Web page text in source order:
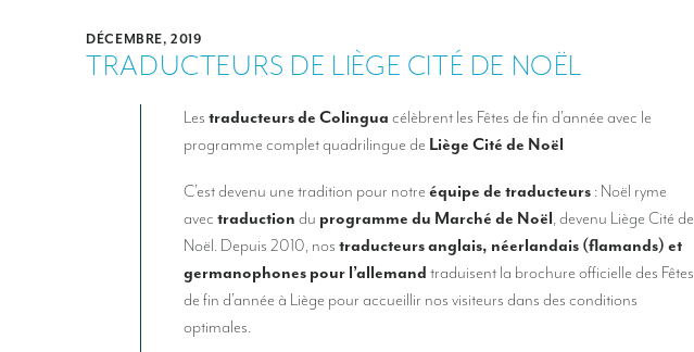
DÉCEMBRE, 2019
TRADUCTEURS DE LIÈGE CITÉ DE NOËL
Lestraducteurs de Colingua célèbrent les Fêtes de fin d’année avec le
programme complet quadrilingue de Liège Cité de Noël
C’est devenu une tradition pour notreéquipe de traducteurs : Noël ryme
avectraduction du programme du Marché de Noël, devenu Liège Cité de
Noël. Depuis 2010, nostraducteurs anglais, néerlandais (flamands) et
germanophones pour l’allemand traduisent la brochure officielle des Fêtes
de fin d’année à Liège pour accueillir nos visiteurs dans des conditions
optimales.